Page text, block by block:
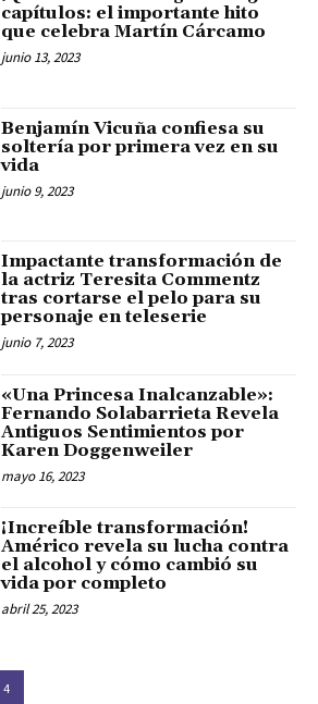
capítulos: el importante hito
que celebra Martín Cárcamo
junio 13, 2023
Benjamín Vicuña confiesa su
soltería por primera vez en su
vida
junio 9, 2023
Impactante transformación de
la actriz Teresita Commentz
tras cortarse el pelo para su
personaje en teleserie
junio 7, 2023
«Una Princesa Inalcanzable»:
Fernando Solabarrieta Revela
Antiguos Sentimientos por
Karen Doggenweiler
mayo 16, 2023
¡Increíble transformación!
Américo revela su lucha contra
el alcohol y cómo cambió su
vida por completo
abril 25, 2023
4